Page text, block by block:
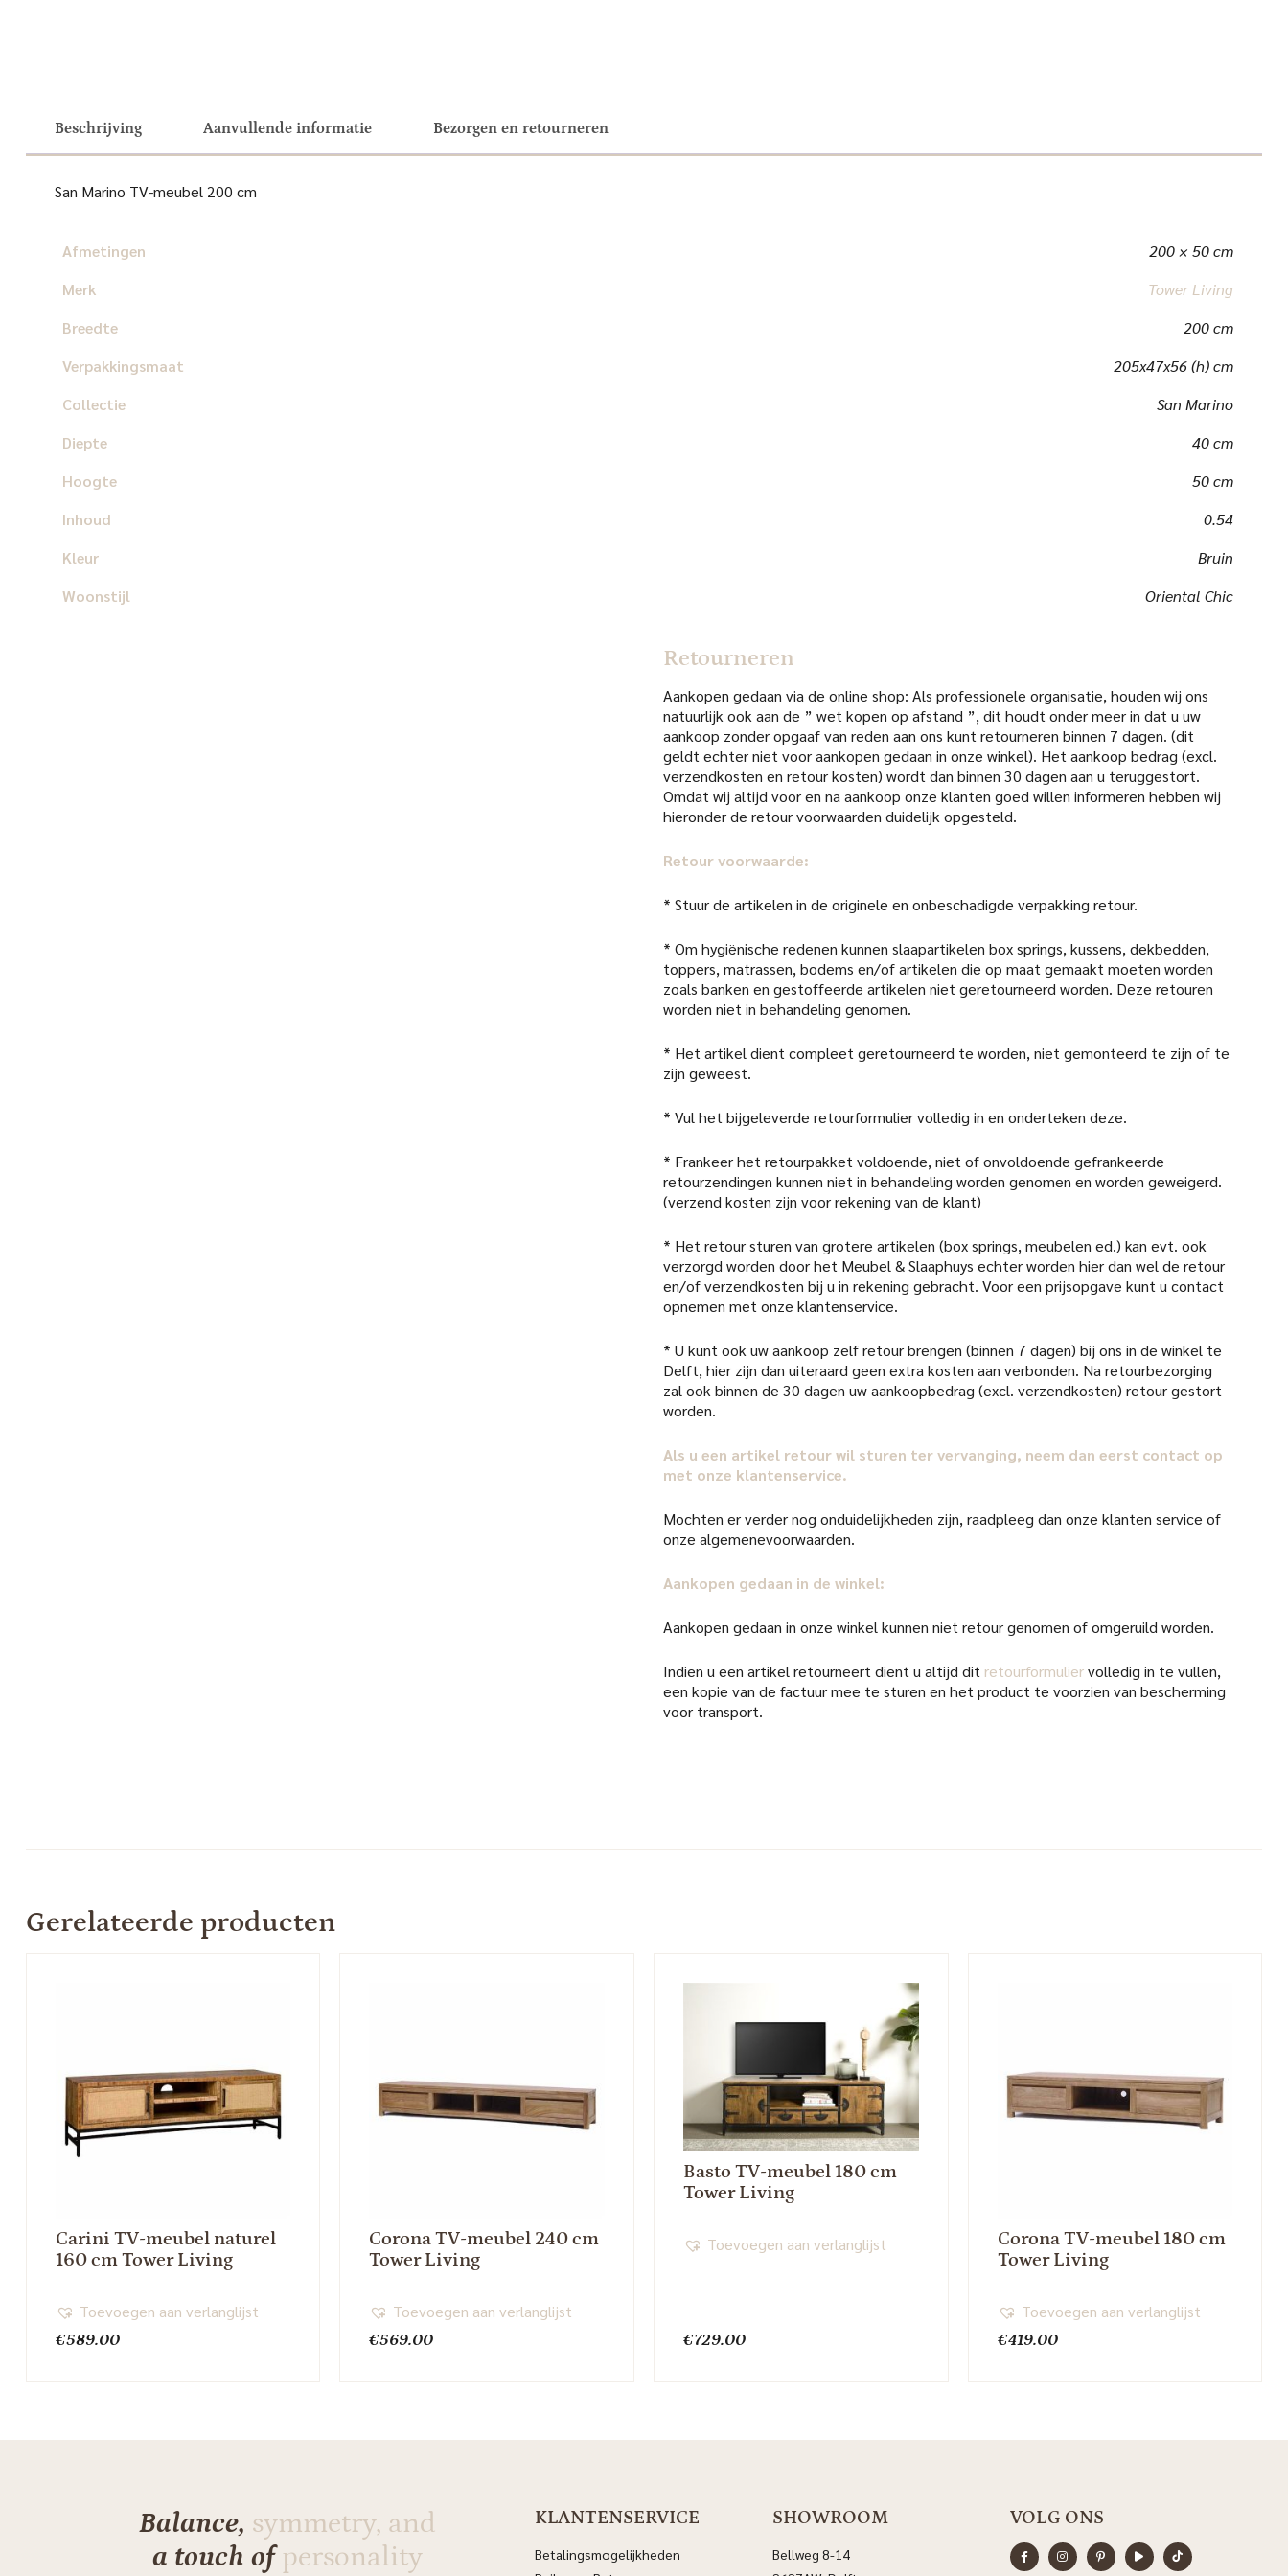
Beschrijving Aanvullende informatie Bezorgen en retourneren
San Marino TV-meubel 200 cm
Afmetingen
200 × 50 cm
Merk
Tower Living
Breedte
200 cm
Verpakkingsmaat
205x47x56 (h) cm
Collectie
San Marino
Diepte
40 cm
Hoogte
50 cm
Inhoud
0.54
Kleur
Bruin
Woonstijl
Oriental Chic
Retourneren
Aankopen gedaan via de online shop: Als professionele organisatie, houden wij ons
natuurlijk ook aan de ” wet kopen op afstand ”, dit houdt onder meer in dat u uw
aankoop zonder opgaaf van reden aan ons kunt retourneren binnen 7 dagen. (dit
geldt echter niet voor aankopen gedaan in onze winkel). Het aankoop bedrag (excl.
verzendkosten en retour kosten) wordt dan binnen 30 dagen aan u teruggestort.
Omdat wij altijd voor en na aankoop onze klanten goed willen informeren hebben wij
hieronder de retour voorwaarden duidelijk opgesteld.
Retour voorwaarde:
* Stuur de artikelen in de originele en onbeschadigde verpakking retour.
* Om hygiënische redenen kunnen slaapartikelen box springs, kussens, dekbedden,
toppers, matrassen, bodems en/of artikelen die op maat gemaakt moeten worden
zoals banken en gestoffeerde artikelen niet geretourneerd worden. Deze retouren
worden niet in behandeling genomen.
* Het artikel dient compleet geretourneerd te worden, niet gemonteerd te zijn of te
zijn geweest.
* Vul het bijgeleverde retourformulier volledig in en onderteken deze.
* Frankeer het retourpakket voldoende, niet of onvoldoende gefrankeerde
retourzendingen kunnen niet in behandeling worden genomen en worden geweigerd.
(verzend kosten zijn voor rekening van de klant)
* Het retour sturen van grotere artikelen (box springs, meubelen ed.) kan evt. ook
verzorgd worden door het Meubel & Slaaphuys echter worden hier dan wel de retour
en/of verzendkosten bij u in rekening gebracht. Voor een prijsopgave kunt u contact
opnemen met onze klantenservice.
* U kunt ook uw aankoop zelf retour brengen (binnen 7 dagen) bij ons in de winkel te
Delft, hier zijn dan uiteraard geen extra kosten aan verbonden. Na retourbezorging
zal ook binnen de 30 dagen uw aankoopbedrag (excl. verzendkosten) retour gestort
worden.
Als u een artikel retour wil sturen ter vervanging, neem dan eerst contact op
met onze klantenservice.
Mochten er verder nog onduidelijkheden zijn, raadpleeg dan onze klanten service of
onze algemenevoorwaarden.
Aankopen gedaan in de winkel:
Aankopen gedaan in onze winkel kunnen niet retour genomen of omgeruild worden.
Indien u een artikel retourneert dient u altijd dit retourformuliervolledig in te vullen,
een kopie van de factuur mee te sturen en het product te voorzien van bescherming
voor transport.
Gerelateerde producten
Carini TV-meubel naturel
160 cm Tower Living
€589.00
Toevoegen aan verlanglijst
Corona TV-meubel 240 cm
Tower Living
€569.00
Toevoegen aan verlanglijst
Basto TV-meubel 180 cm
Tower Living
€729.00
Toevoegen aan verlanglijst
Corona TV-meubel 180 cm
Tower Living
€419.00
Toevoegen aan verlanglijst
Balance, symmetry, and
a touch ofpersonality
KLANTENSERVICE
Betalingsmogelijkheden
SHOWROOM
Bellweg 8-14
VOLG ONS